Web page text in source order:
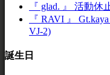
『 glad. 』 活動
『 RAVI 』
VJ-2)
誕生日